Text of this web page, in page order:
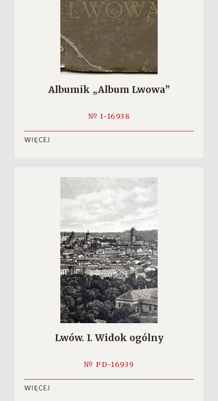
Albumik „Album Lwowa”
№ I-16938
WIĘCEJ
Lwów. I. Widok ogólny
№ PD-16939
WIĘCEJ